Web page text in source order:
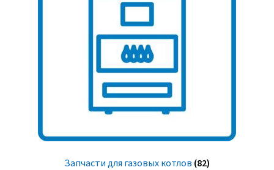
Запчасти для газовых котлов (82)